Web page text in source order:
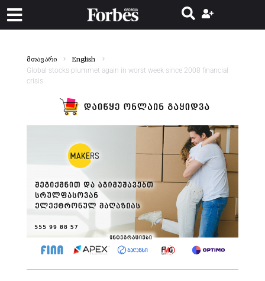
მთავარი English
Global stocks plummet again in worst week since 2008 financial
crisis